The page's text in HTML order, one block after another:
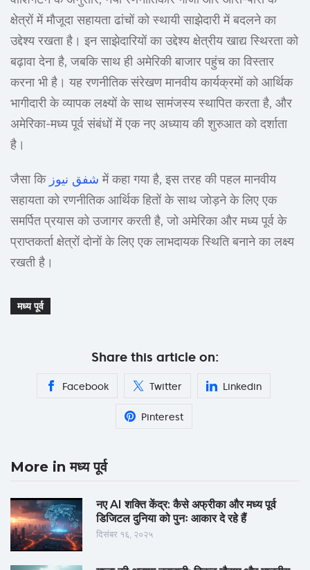
क्षेत्रों में मौजूदा सहायता ढांचों को स्थायी साझेदारी में बदलने का
उद्देश्य रखता है। इन साझेदारियों का उद्देश्य क्षेत्रीय खाद्य स्थिरता को
बढ़ावा देना है, जबकि साथ ही अमेरिकी बाजार पहुंच का विस्तार
करना भी है। यह रणनीतिक संरेखण मानवीय कार्यक्रमों को आर्थिक
भागीदारी के व्यापक लक्ष्यों के साथ सामंजस्य स्थापित करता है, और
अमेरिका-मध्य पूर्व संबंधों में एक नए अध्याय की शुरुआत को दर्शाता
है।
जैसा कि شفق نيوز में कहा गया है, इस तरह की पहल मानवीय
सहायता को रणनीतिक आर्थिक हितों के साथ जोड़ने के लिए एक
समर्पित प्रयास को उजागर करती है, जो अमेरिका और मध्य पूर्व के
प्राप्तकर्ता क्षेत्रों दोनों के लिए एक लाभदायक स्थिति बनाने का लक्ष्य
रखती है।
मध्य पूर्व
Share this article on:
Facebook Twitter Linkedin
Pinterest
More in मध्य पूर्व
नए AI शक्ति केंद्र: कैसे अफ्रीका और मध्य पूर्व
डिजिटल दुनिया को पुनः आकार दे रहे हैं
दिसंबर १६, २०२५